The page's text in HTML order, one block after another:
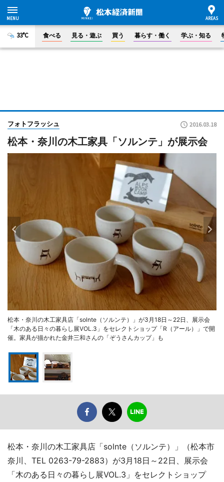
33°C 食べる 見る・遊ぶ 買う 暮らす・働く 学ぶ・知る
フォトフラッシュ 2016.03.18
松本・奈川の木工家具「ソルンテ」が展示会
松本・奈川の木工家具店「solnte（ソルンテ）」が3月18日～22日、展示会
「木のある日々の暮らし展VOL.3」をセレクトショップ「R（アール）」で開
催。家具が描かれた金井三和さんの「ぞうさんカップ」も
松本・奈川の木工家具店「solnte（ソルンテ）」（松本市
奈川、TEL 0263-79-2883）が3月18日～22日、展示会
「木のある日々の暮らし展VOL.3」をセレクトショップ